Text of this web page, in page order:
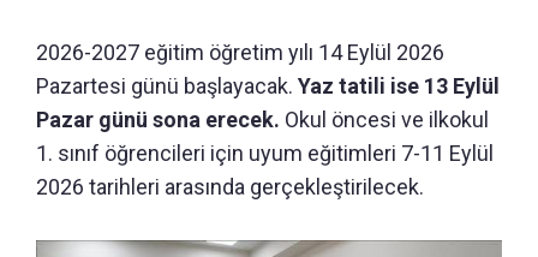
2026-2027 eğitim öğretim yılı 14 Eylül 2026
Pazartesi günü başlayacak. Yaz tatili ise 13 Eylül
Pazar günü sona erecek. Okul öncesi ve ilkokul
1. sınıf öğrencileri için uyum eğitimleri 7-11 Eylül
2026 tarihleri arasında gerçekleştirilecek.